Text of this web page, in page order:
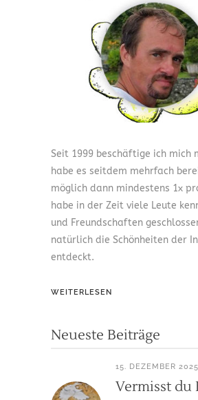
Seit 1999 beschäftige ich mich
habe es seitdem mehrfach
möglich dann mindestens 1x
habe in der Zeit viele Leute
und Freundschaften
natürlich die Schönheiten der
entdeckt.
WEITERLESEN
Neueste Beiträge
15. DEZEMBER 2025
Vermisst du